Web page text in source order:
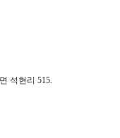
석현리 515.